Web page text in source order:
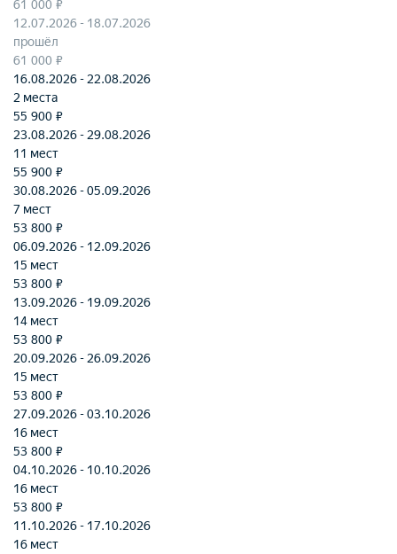
61 000 ₽
12.07.2026 - 18.07.2026
прошёл
61 000 ₽
16.08.2026 - 22.08.2026
2 местa
55 900 ₽
23.08.2026 - 29.08.2026
11 мест
55 900 ₽
30.08.2026 - 05.09.2026
7 мест
53 800 ₽
06.09.2026 - 12.09.2026
15 мест
53 800 ₽
13.09.2026 - 19.09.2026
14 мест
53 800 ₽
20.09.2026 - 26.09.2026
15 мест
53 800 ₽
27.09.2026 - 03.10.2026
16 мест
53 800 ₽
04.10.2026 - 10.10.2026
16 мест
53 800 ₽
11.10.2026 - 17.10.2026
16 мест